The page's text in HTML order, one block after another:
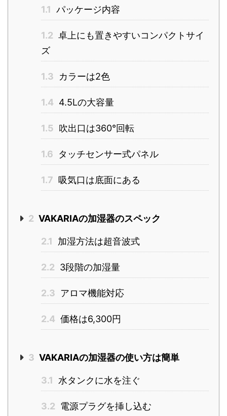
1.1 パッケージ内容
1.2 卓上にも置きやすいコンパクトサイ
ズ
1.3 カラーは2色
1.4 4.5Lの大容量
1.5 吹出口は360°回転
1.6 タッチセンサー式パネル
1.7 吸気口は底面にある
2 VAKARIAの加湿器のスペック
2.1 加湿方法は超音波式
2.2 3段階の加湿量
2.3 アロマ機能対応
2.4 価格は6,300円
3 VAKARIAの加湿器の使い方は簡単
3.1 水タンクに水を注ぐ
3.2 電源プラグを挿し込む